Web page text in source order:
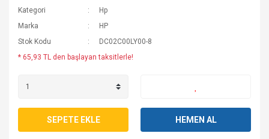
Kategori
Hp
Marka
HP
Stok Kodu
DC02C00LY00-8
* 65,93 TL den başlayan taksitlerle!
SEPETE EKLE HEMEN AL